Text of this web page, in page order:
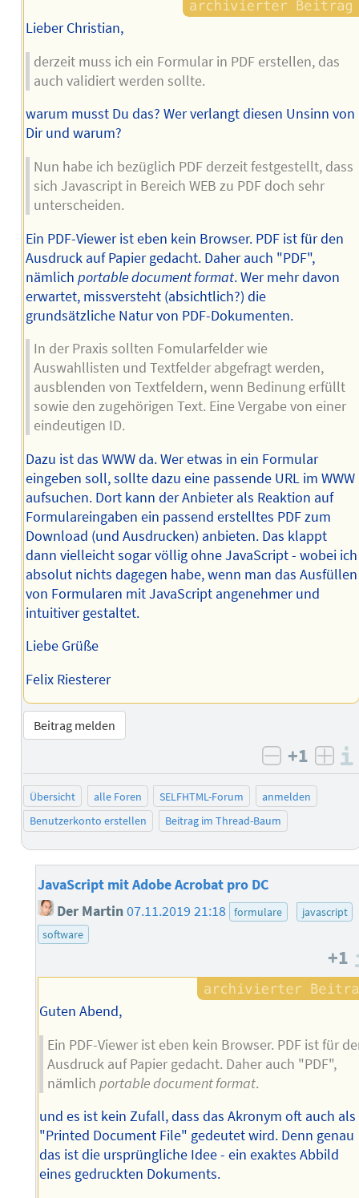
Lieber Christian,
derzeit muss ich ein Formular in PDF erstellen, das
auch validiert werden sollte.
warum musst Du das? Wer verlangt diesen Unsinn von
Dir und warum?
Nun habe ich bezüglich PDF derzeit festgestellt, dass
sich Javascript in Bereich WEB zu PDF doch sehr
unterscheiden.
Ein PDF-Viewer ist eben kein Browser. PDF ist für den
Ausdruck auf Papier gedacht. Daher auch "PDF",
nämlich portable document format. Wer mehr davon
erwartet, missversteht (absichtlich?) die
grundsätzliche Natur von PDF-Dokumenten.
In der Praxis sollten Fomularfelder wie
Auswahllisten und Textfelder abgefragt werden,
ausblenden von Textfeldern, wenn Bedinung erfüllt
sowie den zugehörigen Text. Eine Vergabe von einer
eindeutigen ID.
Dazu ist das WWW da. Wer etwas in ein Formular
eingeben soll, sollte dazu eine passende URL im WWW
aufsuchen. Dort kann der Anbieter als Reaktion auf
Formulareingaben ein passend erstelltes PDF zum
Download (und Ausdrucken) anbieten. Das klappt
dann vielleicht sogar völlig ohne JavaScript - wobei ich
absolut nichts dagegen habe, wenn man das Ausfüllen
von Formularen mit JavaScript angenehmer und
intuitiver gestaltet.
Liebe Grüße
Felix Riesterer
Beitrag melden
negativ
+1
Übersicht alle Foren SELFHTML-Forum
anmelden
Benutzerkonto erstellen
Beitrag im Thread-Baum
JavaScript mit Adobe Acrobat pro DC
Der Martin07.11.2019 21:18 formulare
javascript
software
+1
Guten Abend,
Ein PDF-Viewer ist eben kein Browser. PDF ist für
Ausdruck auf Papier gedacht. Daher auch "PDF",
nämlichportable document format.
und es ist kein Zufall, dass das Akronym oft auch als
"Printed Document File" gedeutet wird. Denn genau
das ist die ursprüngliche Idee - ein exaktes Abbild
eines gedruckten Dokuments.